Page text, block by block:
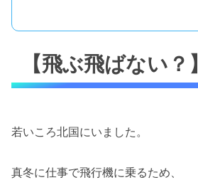
【飛ぶ飛ばない？】
若いころ北国にいました。
真冬に仕事で飛行機に乗るため、